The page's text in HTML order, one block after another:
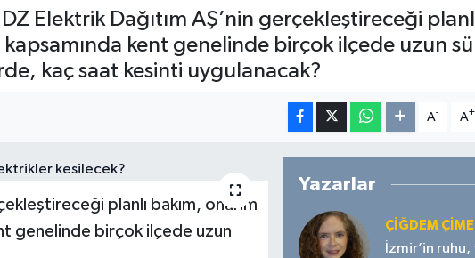
Elektrik Dağıtım AŞ’nin gerçekleştireceği
kapsamında kent genelinde birçok ilçede uzun
kaç saat kesinti uygulanacak?
A- A+
planlı bakım, onarım
genelinde birçok ilçede uzun
Yazarlar
ÇIĞDEM
İzmir’in